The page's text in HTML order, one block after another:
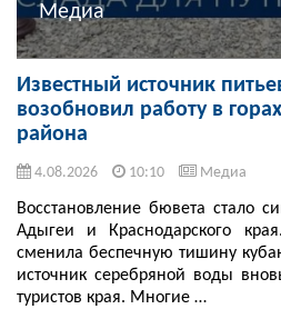
Медиа
Известный источник
возобновил работу в
района
4.08.2026 10:10 Медиа
Восстановление бювета стало
Адыгеи и Краснодарского
сменила беспечную тишину
источник серебряной воды
туристов края. Многие …